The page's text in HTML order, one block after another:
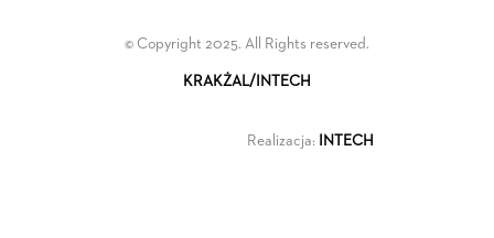
© Copyright 2025. All Rights reserved.
KRAKŻAL/INTECH
Realizacja: INTECH